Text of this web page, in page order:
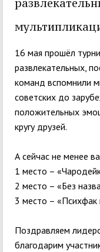
16 мая прошёл
развлекательных,
команд вспомнили
советских до
положительных
кругу друзей.
А сейчас не менее
1 место –
2 место – «Без
3 место – «Психфак
Поздравляем
благодарим